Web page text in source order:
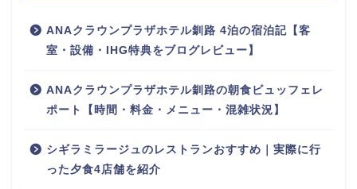
ANAクラウンプラザホテル釧路 4泊の宿泊記【客
室・設備・IHG特典をブログレビュー】
ANAクラウンプラザホテル釧路の朝食ビュッフェレ
ポート【時間・料金・メニュー・混雑状況】
シギラミラージュのレストランおすすめ｜実際に行
った夕食4店舗を紹介